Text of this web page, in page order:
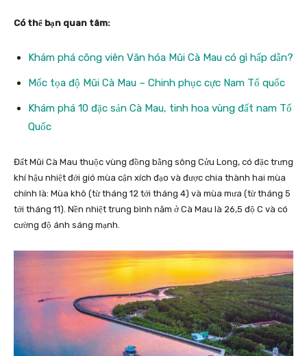
Có thể bạn quan tâm:
Khám phá công viên Văn hóa Mũi Cà Mau có gì hấp dẫn?
Mốc tọa độ Mũi Cà Mau – Chinh phục cực Nam Tổ quốc
Khám phá 10 đặc sản Cà Mau, tinh hoa vùng đất nam Tổ
Quốc
Đất Mũi Cà Mau thuộc vùng đồng bằng sông Cửu Long, có đặc trưng
khí hậu nhiệt đới gió mùa cận xích đạo và được chia thành hai mùa
chính là: Mùa khô (từ tháng 12 tới tháng 4) và mùa mưa (từ tháng 5
tới tháng 11). Nền nhiệt trung bình năm ở Cà Mau là 26,5 độ C và có
cường độ ánh sáng mạnh.